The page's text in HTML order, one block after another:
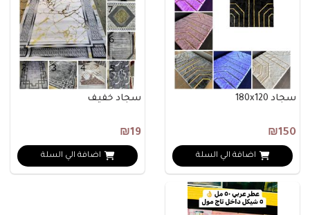
سجاد 180x120
₪150
اضافة الي السلة
سجاد خفيف
₪19
اضافة الي السلة